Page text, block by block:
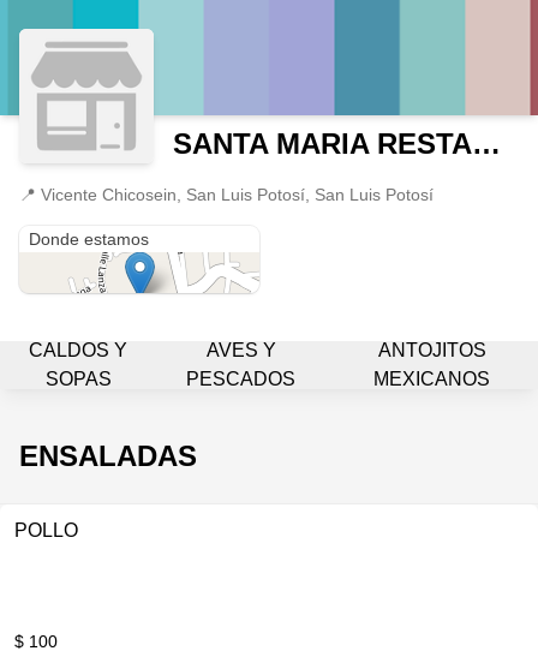
SANTA MARIA RESTAURANTE
📍 Vicente Chicosein, San Luis Potosí, San Luis Potosí
Donde estamos
CALDOS Y
SOPAS
AVES Y
PESCADOS
ANTOJITOS
MEXICANOS
ENSALADAS
POLLO
$ 100